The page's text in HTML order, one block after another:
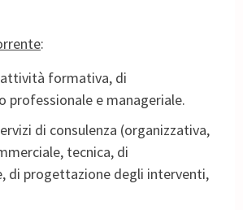
:
formativa, di
professionale e manageriale.
di consulenza (organizzativa,
tecnica, di
di progettazione degli interventi,